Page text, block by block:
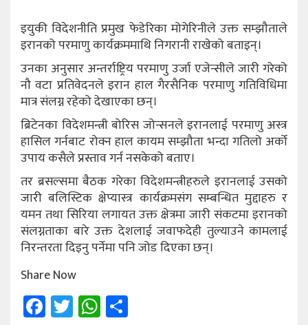
इयुकी विदेशनीति प्रमुख फेडेरिका मोगेरिनीले उक्त सम्झौताले
इरानको परमाणु कार्यक्रममाथि निगरानी राखेको बताइन्।
उनका अनुसार अन्तर्राष्ट्रिय परमाणु उर्जा एजेन्सीले जारी गरेको
नौ वटा प्रतिवेदनले इरान हाल गैरसैनिक परमाणु गतिविधिमा
मात्र संलग्न रहेको देखाएका छन्।
ब्रिटेनका विदेशमन्त्री बोरिस जोन्सनले इरानलाई परमाणु अस्त्र
हासिल गर्नबाट रोक्न हाल कायम सम्झौता भन्दा गतिलो अर्को
उपाय कसैले प्रस्ताव गर्न नसकेको बताए।
तर ब्रसल्समा बैठक गरेका विदेशमन्त्रीहरुले इरानलाई उसको
जारी बलिस्टिक क्षेप्यास्त्र कार्यक्रमसंग सम्बन्धित मुद्दाहरु र
यमन तथा सिरिया लगायत उक्त क्षेत्रमा जारी संकटमा इरानको
संलग्नताका बारे उक्त देशलाई जवाफदेही तुल्याउने कामलाई
निरन्तरता दिइनु पर्नेमा पनि जोड दिएका छन्।
Share Now
Facebook
TwitterWhatsApp